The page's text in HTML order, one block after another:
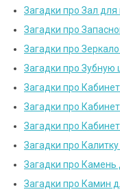
Загадки про Зал для
Загадки про
Загадки про
Загадки про Зубную
Загадки про
Загадки про
Загадки про
Загадки про
Загадки про Камень
Загадки про Камин